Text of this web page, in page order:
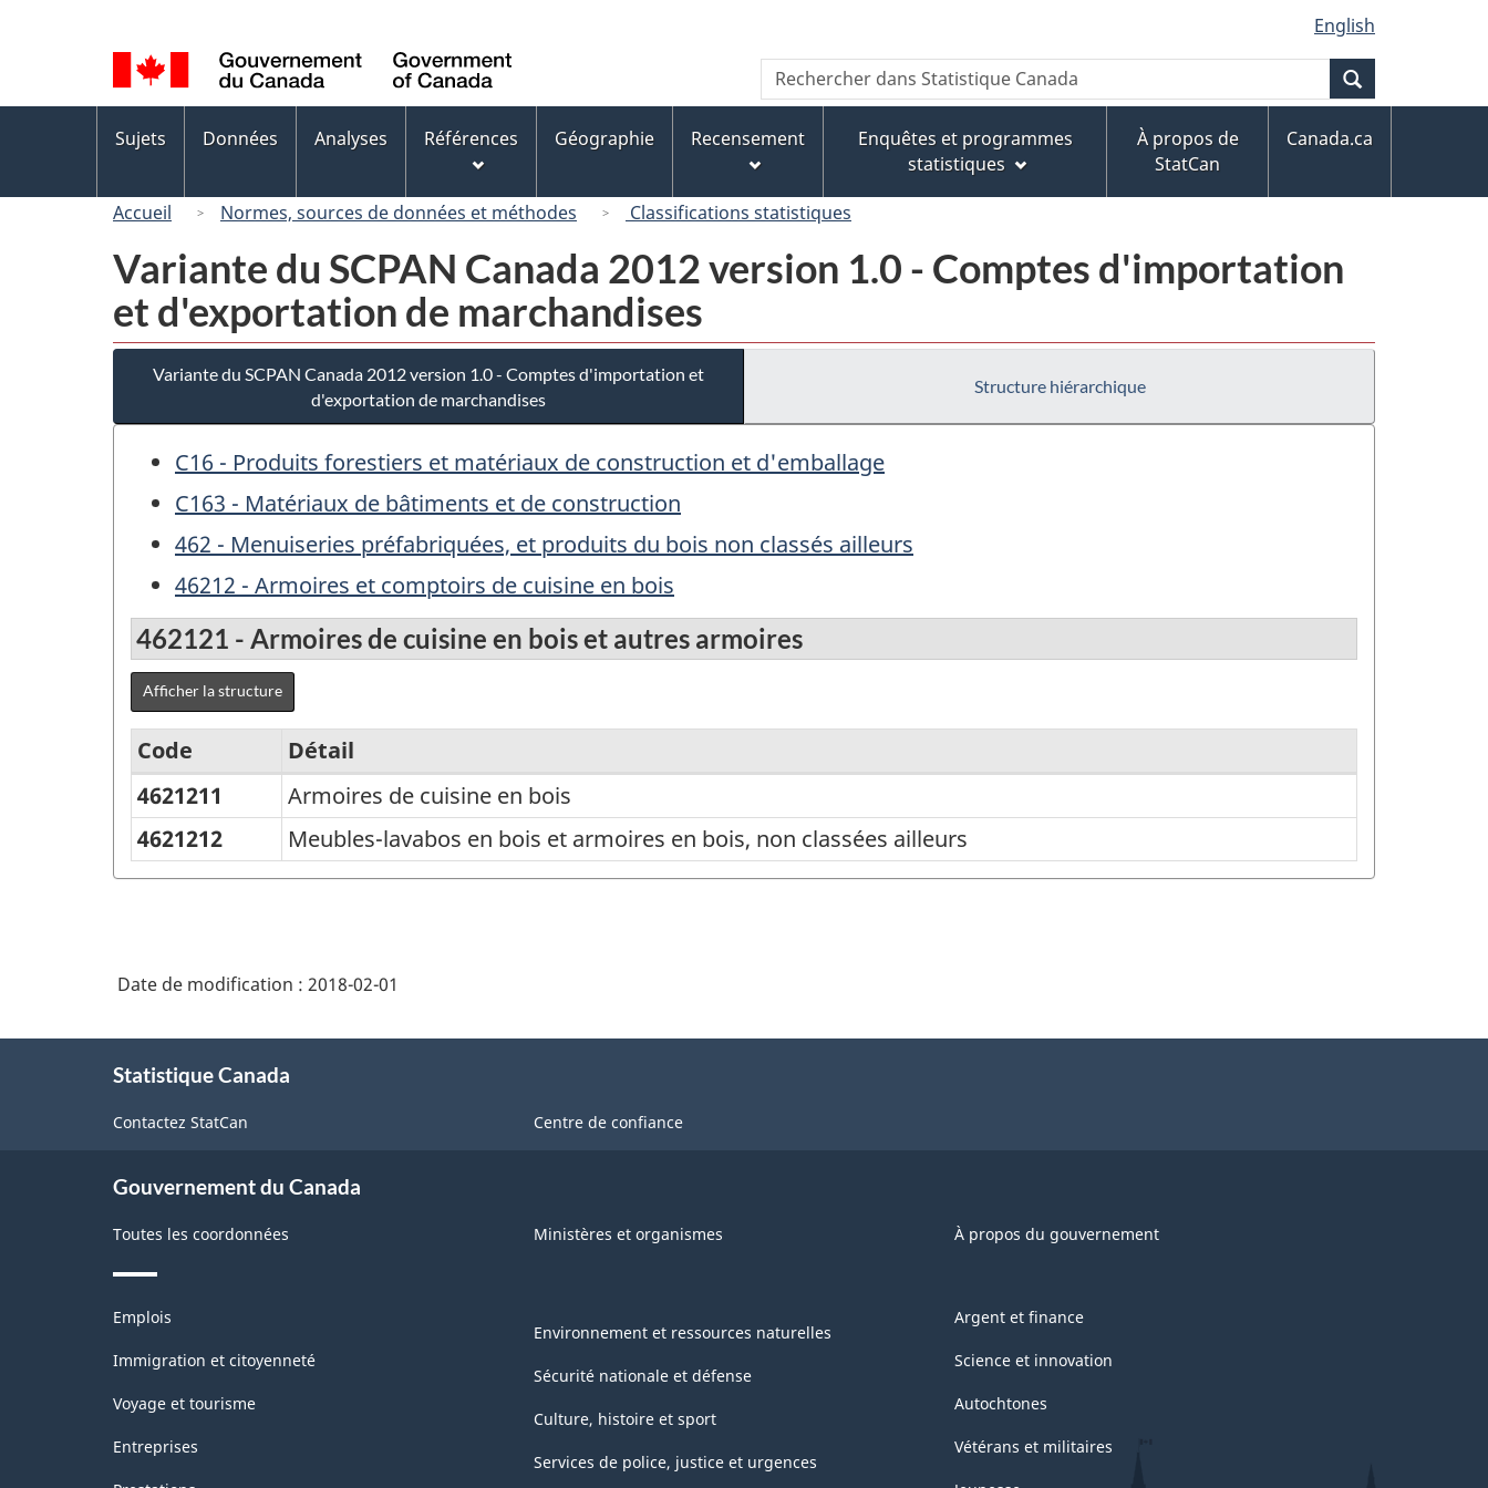
au
contenu
principal
« À
propos
de
ce
version
HTML
simplifiée
de
la
langue
English
Canada
Recherche
Rechercher
dans
Canada
des
Sujets Données Analyses Références Géographie Recensement
Enquêtes et programmes
statistiques
À propos de
StatCan
Canada.ca
Accueil Normes, sources de données et méthodes Classifications statistiques
Variante du SCPAN Canada 2012 version 1.0 - Comptes d'importation
et d'exportation de marchandises
Variante du SCPAN Canada 2012 version 1.0 - Comptes d'importation et
d'exportation de marchandises
Structure hiérarchique
C16 - Produits forestiers et matériaux de construction et d'emballage
C163 - Matériaux de bâtiments et de construction
462 - Menuiseries préfabriquées, et produits du bois non classés ailleurs
46212 - Armoires et comptoirs de cuisine en bois
462121 - Armoires de cuisine en bois et autres armoires
Afficher la structure
Variante
du
SCPAN
version
Comptes
d'importation
d'exportation
de
marchandises
-
Structure
la
classification
Code
Détail
4621211
Armoires de cuisine en bois
4621212
Meubles-lavabos en bois et armoires en bois, non classées ailleurs
Date de modification : 2018-02-01
Statistique Canada
Contactez StatCan Centre de confiance
Gouvernement du Canada
Toutes les coordonnées Ministères et organismes À propos du gouvernement
Thèmes
sujets
Emplois
Immigration et citoyenneté
Voyage et tourisme
Entreprises
Environnement et ressources naturelles
Sécurité nationale et défense
Culture, histoire et sport
Services de police, justice et urgences
Argent et finance
Science et innovation
Autochtones
Vétérans et militaires